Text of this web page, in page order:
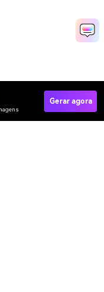
Gerar agora